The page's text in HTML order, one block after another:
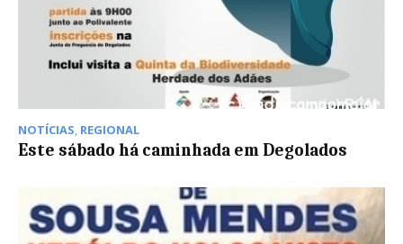
NOTÍCIAS, REGIONAL
Este sábado há caminhada em Degolados